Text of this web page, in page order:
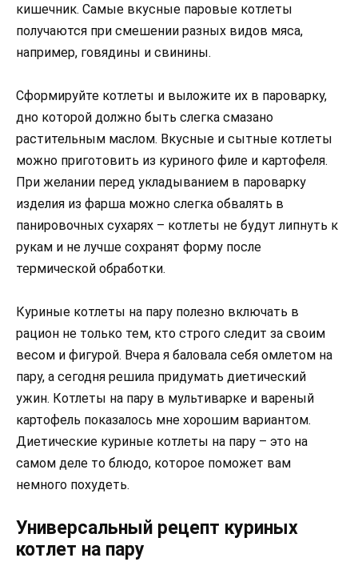
кишечник. Самые вкусные паровые котлеты
получаются при смешении разных видов мяса,
например, говядины и свинины.
Сформируйте котлеты и выложите их в пароварку,
дно которой должно быть слегка смазано
растительным маслом. Вкусные и сытные котлеты
можно приготовить из куриного филе и картофеля.
При желании перед укладыванием в пароварку
изделия из фарша можно слегка обвалять в
панировочных сухарях – котлеты не будут липнуть к
рукам и не лучше сохранят форму после
термической обработки.
Куриные котлеты на пару полезно включать в
рацион не только тем, кто строго следит за своим
весом и фигурой. Вчера я баловала себя омлетом на
пару, а сегодня решила придумать диетический
ужин. Котлеты на пару в мультиварке и вареный
картофель показалось мне хорошим вариантом.
Диетические куриные котлеты на пару – это на
самом деле то блюдо, которое поможет вам
немного похудеть.
Универсальный рецепт куриных
котлет на пару